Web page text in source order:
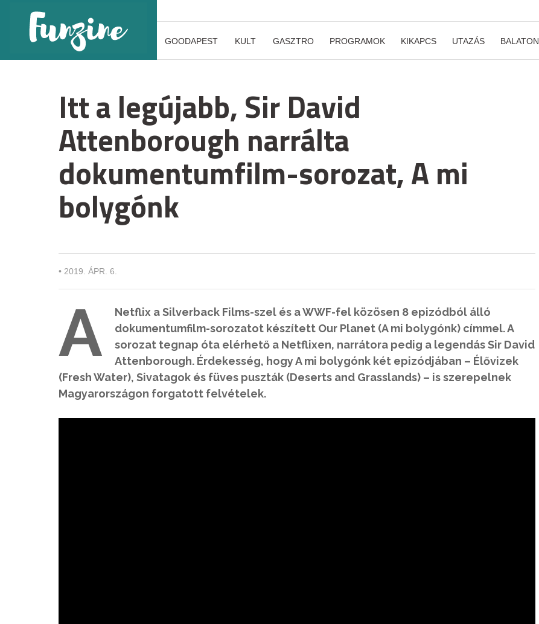
GOODAPEST KULT GASZTRO PROGRAMOK KIKAPCS UTAZÁS BALATON
Itt a legújabb, Sir David
Attenborough narrálta
dokumentumfilm-sorozat, A mi
bolygónk
• 2019. ÁPR. 6.
A
Netflix a Silverback Films-szel és a WWF-fel közösen 8 epizódból álló
dokumentumfilm-sorozatot készített Our Planet (A mi bolygónk) címmel. A
sorozat tegnap óta elérhető a Netflixen, narrátora pedig a legendás Sir David
Attenborough. Érdekesség, hogy A mi bolygónk két epizódjában – Élővizek
(Fresh Water), Sivatagok és füves puszták (Deserts and Grasslands) – is szerepelnek
Magyarországon forgatott felvételek.